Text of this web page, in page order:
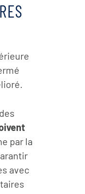
par la
avec